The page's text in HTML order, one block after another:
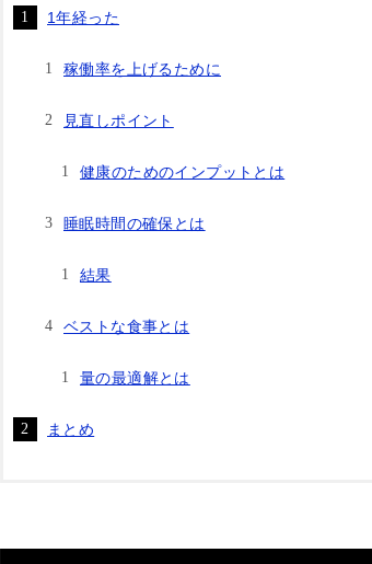
1年経った
稼働率を上げるために
見直しポイント
健康のためのインプットとは
睡眠時間の確保とは
結果
ベストな食事とは
量の最適解とは
まとめ